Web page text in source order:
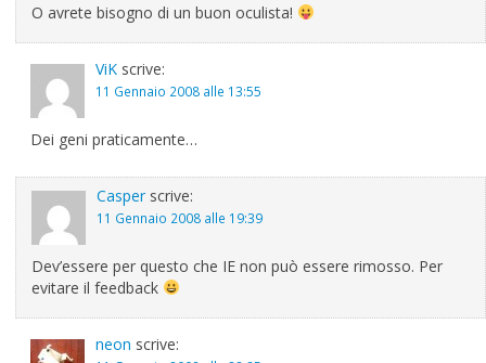
O avrete bisogno di un buon oculista!
ViK scrive:
11 Gennaio 2008 alle 13:55
Dei geni praticamente…
Casper scrive:
11 Gennaio 2008 alle 19:39
Dev’essere per questo che IE non può essere rimosso. Per
evitare il feedback
neon scrive: